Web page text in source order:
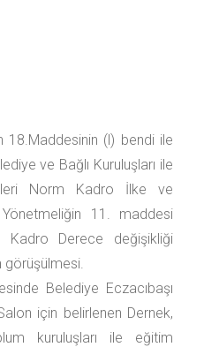
18.Maddesinin (l) bendi ile
ve Bağlı Kuruluşları ile
Norm Kadro İlke ve
11. maddesi
Kadro Derece değişikliği
görüşülmesi.
Belediye Eczacıbaşı
için belirlenen Dernek,
kuruluşları ile eğitim